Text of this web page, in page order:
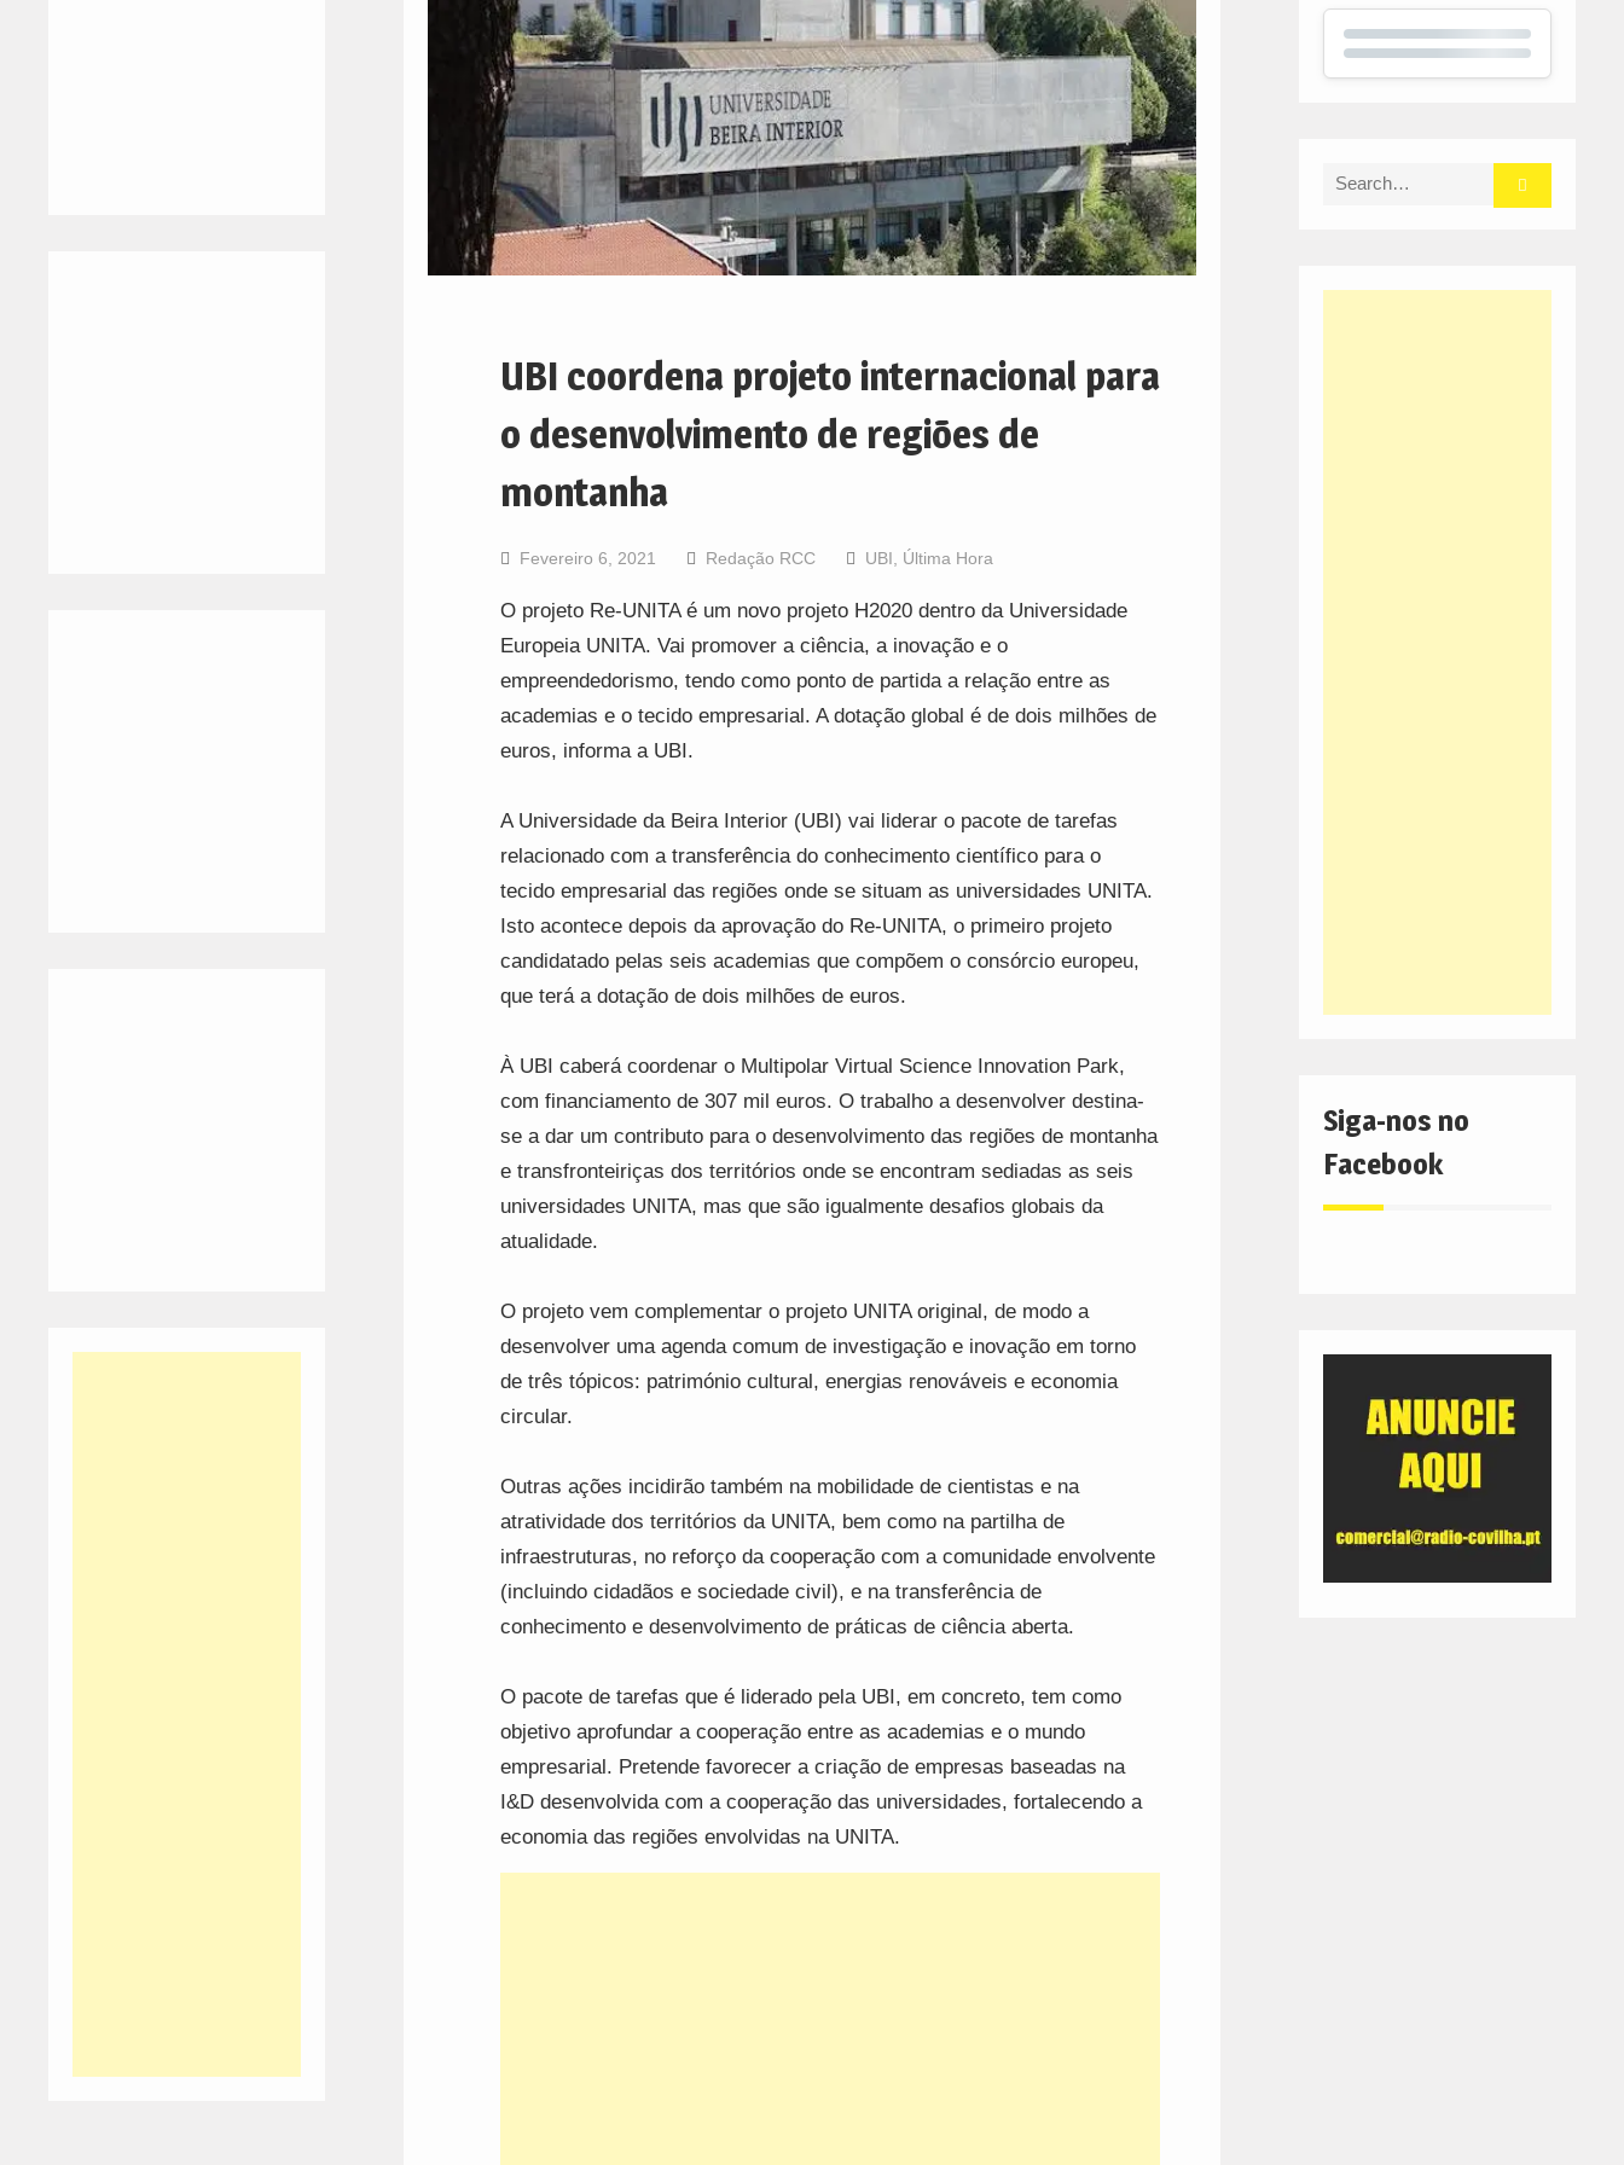
UBI coordena projeto internacional para
o desenvolvimento de regiões de
montanha
Fevereiro 6, 2021 Redação RCC UBI, Última Hora
O projeto Re-UNITA é um novo projeto H2020 dentro da Universidade
Europeia UNITA. Vai promover a ciência, a inovação e o
empreendedorismo, tendo como ponto de partida a relação entre as
academias e o tecido empresarial. A dotação global é de dois milhões de
euros, informa a UBI.
A Universidade da Beira Interior (UBI) vai liderar o pacote de tarefas
relacionado com a transferência do conhecimento científico para o
tecido empresarial das regiões onde se situam as universidades UNITA.
Isto acontece depois da aprovação do Re-UNITA, o primeiro projeto
candidatado pelas seis academias que compõem o consórcio europeu,
que terá a dotação de dois milhões de euros.
À UBI caberá coordenar o Multipolar Virtual Science Innovation Park,
com financiamento de 307 mil euros. O trabalho a desenvolver destina-
se a dar um contributo para o desenvolvimento das regiões de montanha
e transfronteiriças dos territórios onde se encontram sediadas as seis
universidades UNITA, mas que são igualmente desafios globais da
atualidade.
O projeto vem complementar o projeto UNITA original, de modo a
desenvolver uma agenda comum de investigação e inovação em torno
de três tópicos: património cultural, energias renováveis e economia
circular.
Outras ações incidirão também na mobilidade de cientistas e na
atratividade dos territórios da UNITA, bem como na partilha de
infraestruturas, no reforço da cooperação com a comunidade envolvente
(incluindo cidadãos e sociedade civil), e na transferência de
conhecimento e desenvolvimento de práticas de ciência aberta.
O pacote de tarefas que é liderado pela UBI, em concreto, tem como
objetivo aprofundar a cooperação entre as academias e o mundo
empresarial. Pretende favorecer a criação de empresas baseadas na
I&D desenvolvida com a cooperação das universidades, fortalecendo a
economia das regiões envolvidas na UNITA.
Search
Siga-nos no
Facebook